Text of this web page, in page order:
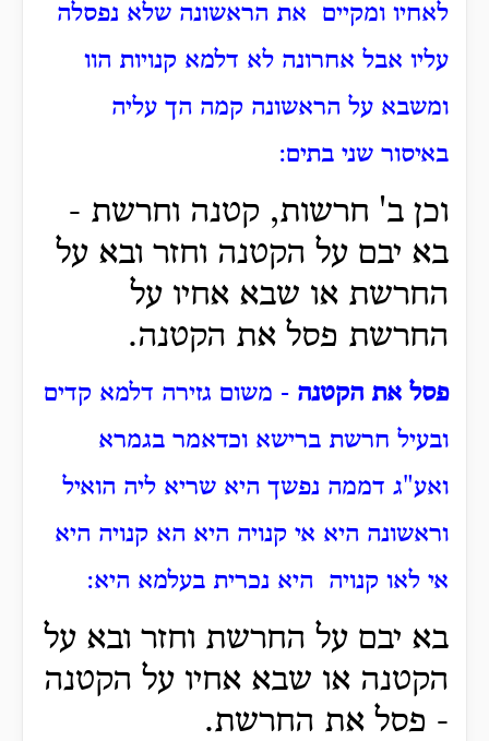
לאחיו ומקיים את הראשונה שלא נפסלה
עליו אבל אחרונה לא דלמא קנויות הוו
ומשבא על הראשונה קמה הך עליה
באיסור שני בתים:
וכן ב' חרשות, קטנה וחרשת -
בא יבם על הקטנה וחזר ובא על
החרשת או שבא אחיו על
החרשת פסל את הקטנה.
פסל את הקטנה - משום גזירה דלמא קדים
ובעיל חרשת ברישא וכדאמר בגמרא
ואע"ג דממה נפשך היא שריא ליה הואיל
וראשונה היא אי קנויה היא הא קנויה היא
אי לאו קנויה היא נכרית בעלמא היא:
בא יבם על החרשת וחזר ובא על
הקטנה או שבא אחיו על הקטנה
- פסל את החרשת.